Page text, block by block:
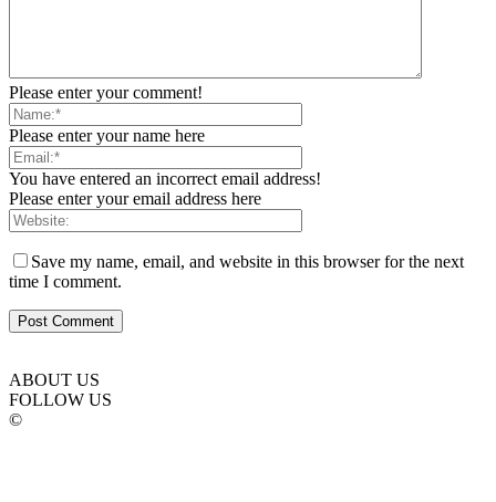
Please enter your comment!
Please enter your name here
You have entered an incorrect email address!
Please enter your email address here
Save my name, email, and website in this browser for the next
time I comment.
ABOUT US
FOLLOW US
©